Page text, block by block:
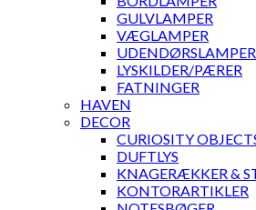
GULVLAMPER
VÆGLAMPER
UDENDØRSLAMPER
LYSKILDER/PÆRER
FATNINGER
HAVEN
DECOR
CURIOSITY
DUFTLYS
KNAGERÆKKER &
KONTORARTIKLER